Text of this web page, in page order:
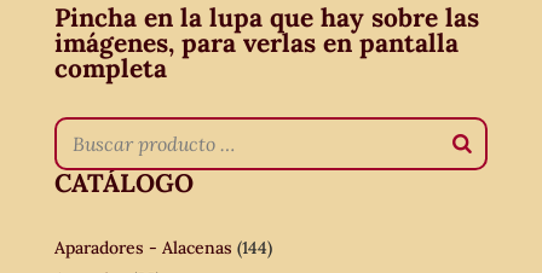
Pincha en la lupa que hay sobre las
imágenes, para verlas en pantalla
completa
CATÁLOGO
Aparadores - Alacenas (144)